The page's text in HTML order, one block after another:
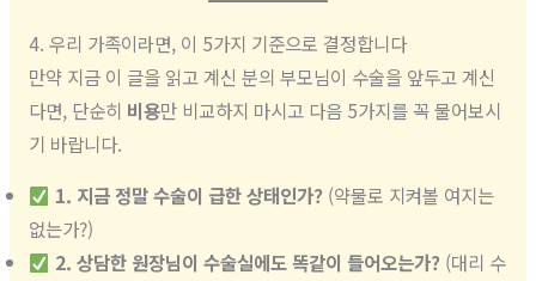
4. 우리 가족이라면, 이 5가지 기준으로 결정합니다
만약 지금 이 글을 읽고 계신 분의 부모님이 수술을 앞두고 계신
다면, 단순히 비용만 비교하지 마시고 다음 5가지를 꼭 물어보시
기 바랍니다.
1. 지금 정말 수술이 급한 상태인가? (약물로 지켜볼 여지는
없는가?)
2. 상담한 원장님이 수술실에도 똑같이 들어오는가? (대리 수